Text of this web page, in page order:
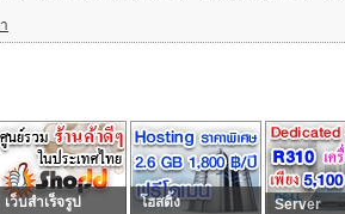
เว็บสำเร็จรูป โฮสติ้ง Server